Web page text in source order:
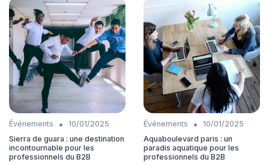
Événements •
10/01/2025
Sierra de guara : une destination
incontournable pour les
professionnels du B2B
Événements •
10/01/2025
Aquaboulevard paris : un
paradis aquatique pour les
professionnels du B2B